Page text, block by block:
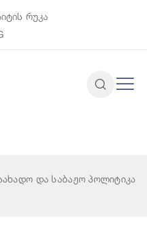
რუკა
და საბაჟო პოლიტიკა